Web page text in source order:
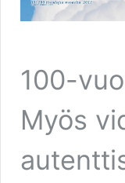
100-
Myös